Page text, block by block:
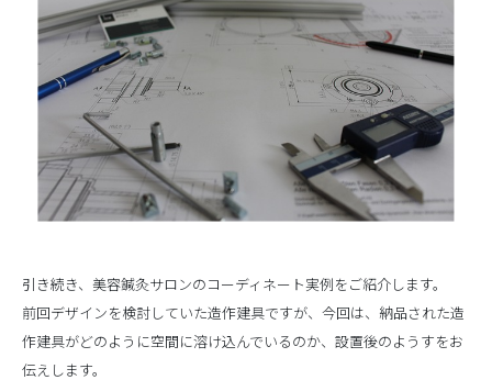
引き続き、美容鍼灸サロンのコーディネート実例をご紹介します。
前回デザインを検討していた造作建具ですが、今回は、納品された造
作建具がどのように空間に溶け込んでいるのか、設置後のようすをお
伝えします。